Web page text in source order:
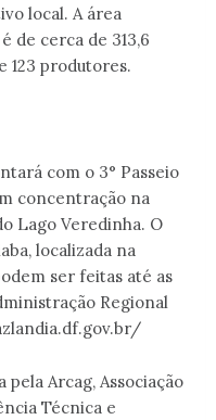
local. A área
de cerca de 313,6
123 produtores.
com o 3° Passeio
concentração na
Lago Veredinha. O
localizada na
ser feitas até as
Regional
pela Arcag, Associação
Técnica e